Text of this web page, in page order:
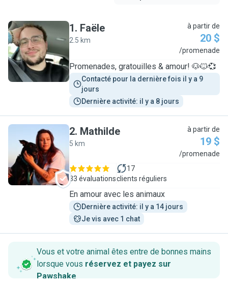
F
1. Faële
2.5 km
à partir de
20 $
/promenade
Promenades, gratouilles & amour! 🐶🐱💞
Contacté pour la dernière fois il y a 9
jours
Dernière activité: il y a 8 jours
M
2. Mathilde
5 km
à partir de
19 $
/promenade
33 évaluations
17
clients réguliers
En amour avec les animaux
Dernière activité: il y a 14 jours
Je vis avec 1 chat
Vous et votre animal êtes entre de bonnes mains
lorsque vous réservez et payez sur
Pawshake.